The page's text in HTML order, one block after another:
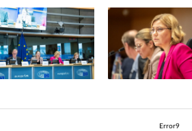
Error9